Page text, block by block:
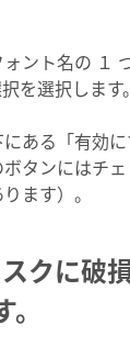
ント名の １
を選択します。
ある「有効
タンにはチ
ます）。
クに破